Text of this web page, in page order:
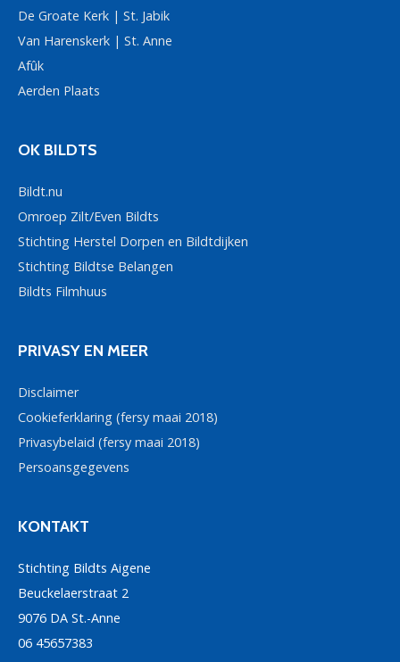
De Groate Kerk | St. Jabik
Van Harenskerk | St. Anne
Afûk
Aerden Plaats
OK BILDTS
Bildt.nu
Omroep Zilt/Even Bildts
Stichting Herstel Dorpen en Bildtdijken
Stichting Bildtse Belangen
Bildts Filmhuus
PRIVASY EN MEER
Disclaimer
Cookieferklaring (fersy maai 2018)
Privasybelaid (fersy maai 2018)
Persoansgegevens
KONTAKT
Stichting Bildts Aigene
Beuckelaerstraat 2
9076 DA St.-Anne
06 45657383